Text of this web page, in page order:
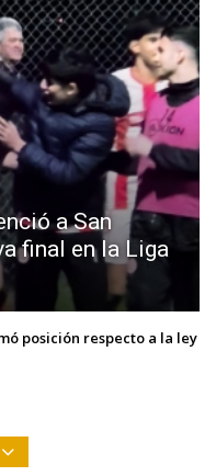
a San
final en la Liga
posición respecto a la ley